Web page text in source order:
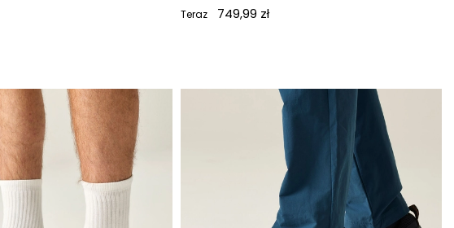
Teraz 749,99 zł